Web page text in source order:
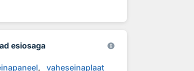
esiosaga
vaheseinaplaat